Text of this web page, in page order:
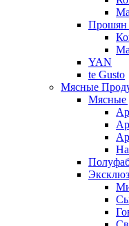
Прошян
YAN
te Gusto
Мясные
Мясные